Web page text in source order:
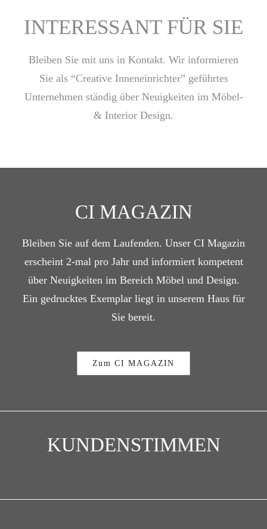
INTERESSANT FÜR SIE
Bleiben Sie mit uns in Kontakt. Wir informieren
Sie als “Creative Inneneinrichter” geführtes
Unternehmen ständig über Neuigkeiten im Möbel-
& Interior Design.
CI MAGAZIN
Bleiben Sie auf dem Laufenden. Unser CI Magazin
erscheint 2-mal pro Jahr und informiert kompetent
über Neuigkeiten im Bereich Möbel und Design.
Ein gedrucktes Exemplar liegt in unserem Haus für
Sie bereit.
Zum CI MAGAZIN
KUNDENSTIMMEN